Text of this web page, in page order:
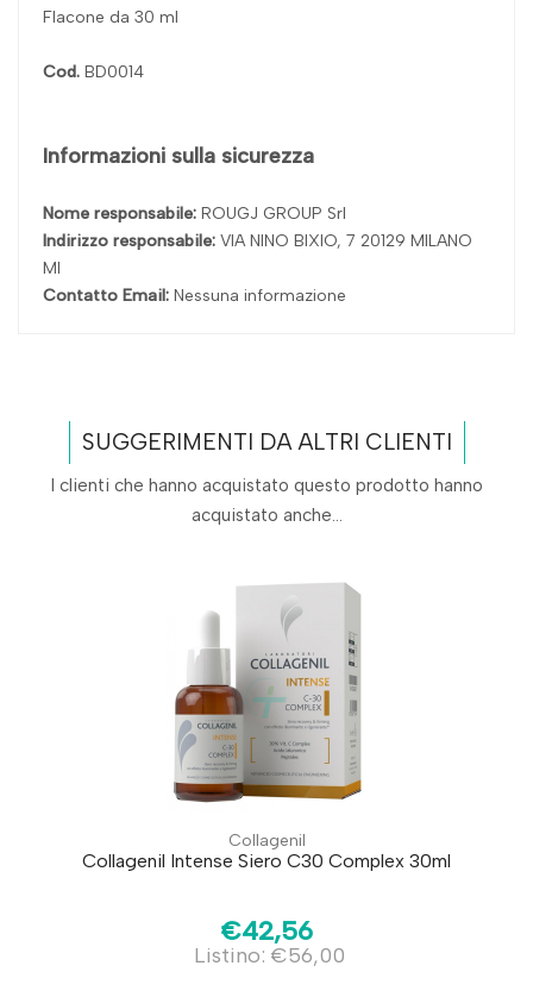
Flacone da 30 ml
Cod. BD0014
Informazioni sulla sicurezza
Nome responsabile: ROUGJ GROUP Srl
Indirizzo responsabile: VIA NINO BIXIO, 7 20129 MILANO
MI
Contatto Email: Nessuna informazione
SUGGERIMENTI DA ALTRI CLIENTI
I clienti che hanno acquistato questo prodotto hanno
acquistato anche...
Collagenil
Collagenil Intense Siero C30 Complex 30ml
€42,56
Listino: €56,00